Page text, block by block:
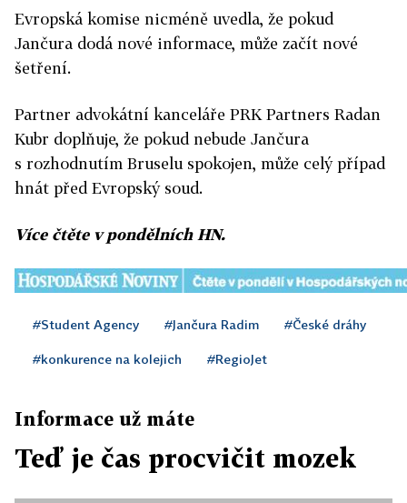
Evropská komise nicméně uvedla, že pokud
Jančura dodá nové informace, může začít nové
šetření.
Partner advokátní kanceláře PRK Partners Radan
Kubr doplňuje, že pokud nebude Jančura
s rozhodnutím Bruselu spokojen, může celý případ
hnát před Evropský soud.
Více čtěte v pondělních HN.
#Student Agency #Jančura Radim #České dráhy
#konkurence na kolejich #RegioJet
Informace už máte
Teď je čas procvičit mozek